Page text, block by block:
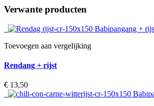
Verwante producten
Toevoegen aan vergelijking
Rendang + rijst
€ 13,50‎